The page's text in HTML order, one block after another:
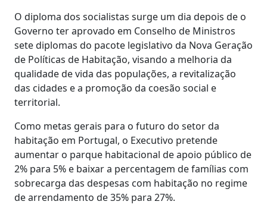
O diploma dos socialistas surge um dia depois de o
Governo ter aprovado em Conselho de Ministros
sete diplomas do pacote legislativo da Nova Geração
de Políticas de Habitação, visando a melhoria da
qualidade de vida das populações, a revitalização
das cidades e a promoção da coesão social e
territorial.
Como metas gerais para o futuro do setor da
habitação em Portugal, o Executivo pretende
aumentar o parque habitacional de apoio público de
2% para 5% e baixar a percentagem de famílias com
sobrecarga das despesas com habitação no regime
de arrendamento de 35% para 27%.